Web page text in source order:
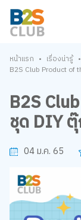
หน้าแรก • เรื่องน่ารู้ •
B2S Club Product of
B2S
ชุด DIY
04 ม.ค. 65